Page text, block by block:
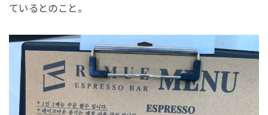
ているとのこと。